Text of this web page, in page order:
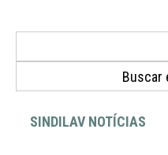
SINDILAV NOTÍCIAS